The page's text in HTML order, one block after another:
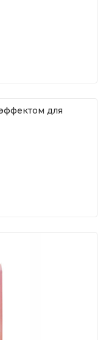
для